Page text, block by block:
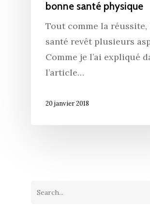
bonne santé physique
Tout comme la réussite,
santé revêt plusieurs
Comme je l’ai expliqué
l’article…
20 janvier 2018